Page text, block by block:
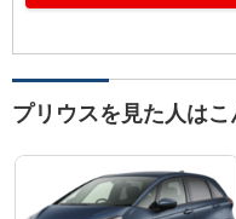
プリウスを見た人は